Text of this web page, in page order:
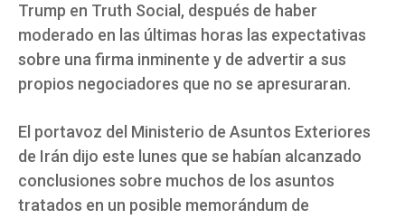
Trump en Truth Social, después de haber
moderado en las últimas horas las expectativas
sobre una firma inminente y de advertir a sus
propios negociadores que no se apresuraran.
El portavoz del Ministerio de Asuntos Exteriores
de Irán dijo este lunes que se habían alcanzado
conclusiones sobre muchos de los asuntos
tratados en un posible memorándum de